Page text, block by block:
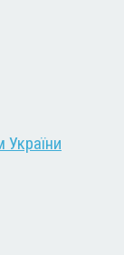
України